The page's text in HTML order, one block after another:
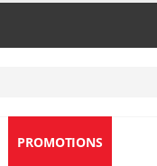
PROMOTIONS